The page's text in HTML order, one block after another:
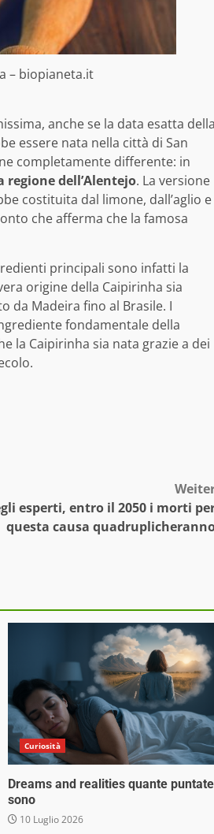
– biopianeta.it
anche se la data esatta
essere nata nella città di San
completamente differente: in
regione dell’Alentejo. La versione
costituita dal limone, dall’aglio e
che afferma che la famosa
principali sono infatti la
origine della Caipirinha sia
da Madeira fino al Brasile. I
fondamentale della
la Caipirinha sia nata grazie a dei
esperti, entro il 2050 i morti
questa causa
Curiosità
Dreams and realities quante puntate
sono
10 Luglio 2026